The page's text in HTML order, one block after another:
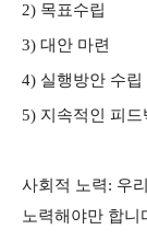
2) 목표수립
3) 대안 마련
4) 실행방안 수립
5) 지속적인 피드
사회적 노력: 우
노력해야만 합니